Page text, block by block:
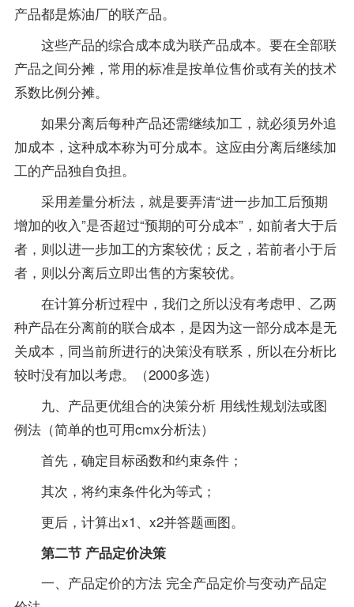
产品都是炼油厂的联产品。
这些产品的综合成本成为联产品成本。要在全部联
产品之间分摊，常用的标准是按单位售价或有关的技术
系数比例分摊。
如果分离后每种产品还需继续加工，就必须另外追
加成本，这种成本称为可分成本。这应由分离后继续加
工的产品独自负担。
采用差量分析法，就是要弄清“进一步加工后预期
增加的收入”是否超过“预期的可分成本”，如前者大于后
者，则以进一步加工的方案较优；反之，若前者小于后
者，则以分离后立即出售的方案较优。
在计算分析过程中，我们之所以没有考虑甲、乙两
种产品在分离前的联合成本，是因为这一部分成本是无
关成本，同当前所进行的决策没有联系，所以在分析比
较时没有加以考虑。（2000多选）
九、产品更优组合的决策分析 用线性规划法或图
例法（简单的也可用cmx分析法）
首先，确定目标函数和约束条件；
其次，将约束条件化为等式；
更后，计算出x1、x2并答题画图。
第二节 产品定价决策
一、产品定价的方法 完全产品定价与变动产品定